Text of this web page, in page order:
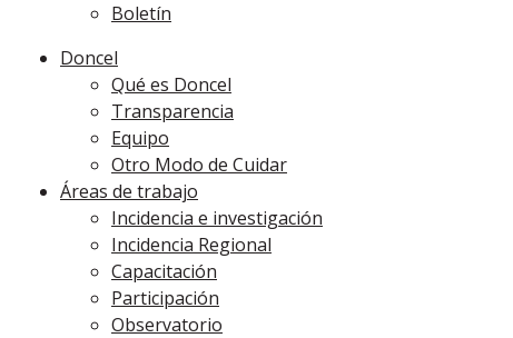
Boletín
Doncel
Qué es Doncel
Transparencia
Equipo
Otro Modo de Cuidar
Áreas de trabajo
Incidencia e investigación
Incidencia Regional
Capacitación
Participación
Observatorio